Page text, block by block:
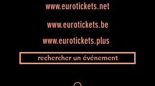
www.eurotickets.net
www.eurotickets.be
www.eurotickets.plus
rechercher un événement